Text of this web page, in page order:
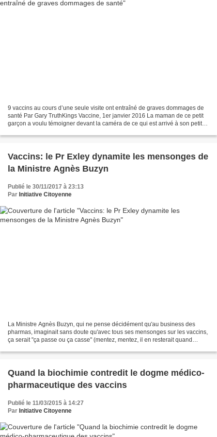
9 vaccins au cours d’une seule visite ont entraîné de graves dommages de
santé Par Gary TruthKings Vaccine, 1er janvier 2016 La maman de ce petit
garçon a voulu témoigner devant la caméra de ce qui est arrivé à son petit
Vaccins: le Pr Exley dynamite les mensonges de
la Ministre Agnès Buzyn
Publié le 30/11/2017 à 23:13
Par Initiative Citoyenne
La Ministre Agnès Buzyn, qui ne pense décidément qu'au business des
pharmas, imaginait sans doute qu'avec tous ses mensonges sur les vaccins,
ça serait "ça passe ou ça casse" (mentez, mentez, il en resterait quand
Quand la biochimie contredit le dogme médico-
pharmaceutique des vaccins
Publié le 11/03/2015 à 14:27
Par Initiative Citoyenne